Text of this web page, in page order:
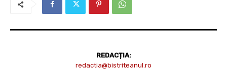
REDACȚIA:
redactia@bistriteanul.ro